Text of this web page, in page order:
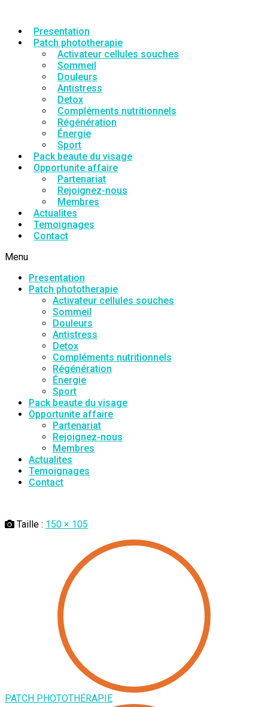
Presentation
Patch phototherapie
Activateur cellules souches
Sommeil
Douleurs
Antistress
Detox
Compléments nutritionnels
Régénération
Énergie
Sport
Pack beaute du visage
Opportunite affaire
Partenariat
Rejoignez-nous
Membres
Actualites
Temoignages
Contact
Menu
Presentation
Patch phototherapie
Activateur cellules souches
Sommeil
Douleurs
Antistress
Detox
Compléments nutritionnels
Régénération
Énergie
Sport
Pack beaute du visage
Opportunite affaire
Partenariat
Rejoignez-nous
Membres
Actualites
Temoignages
Contact
Taille : 150 × 105
PATCH PHOTOTHÉRAPIE